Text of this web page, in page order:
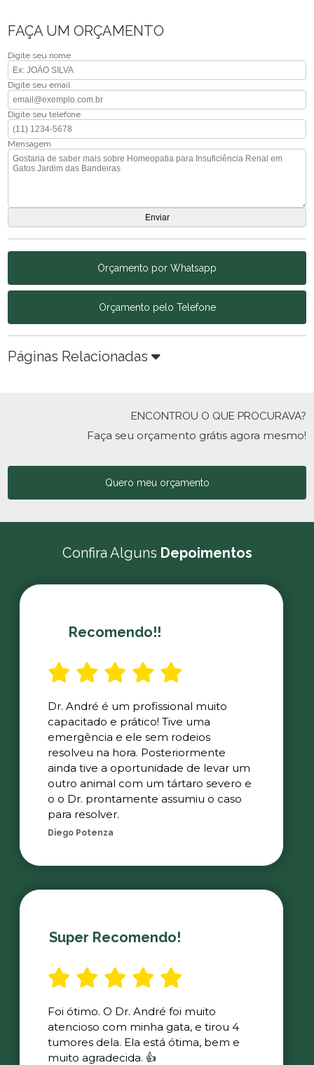
FAÇA UM ORÇAMENTO
Digite seu nome
Digite seu email
Digite seu telefone
Mensagem
Orçamento por Whatsapp
Orçamento pelo Telefone
Páginas Relacionadas
ENCONTROU O QUE PROCURAVA?
Faça seu orçamento grátis agora mesmo!
Quero meu orçamento
Confira Alguns Depoimentos
Recomendo!!
Dr. André é um profissional muito
capacitado e prático! Tive uma
emergência e ele sem rodeios
resolveu na hora. Posteriormente
ainda tive a oportunidade de levar um
outro animal com um tártaro severo e
o o Dr. prontamente assumiu o caso
para resolver.
Diego Potenza
Super Recomendo!
Foi ótimo. O Dr. André foi muito
atencioso com minha gata, e tirou 4
tumores dela. Ela está ótima, bem e
muito agradecida. 👍